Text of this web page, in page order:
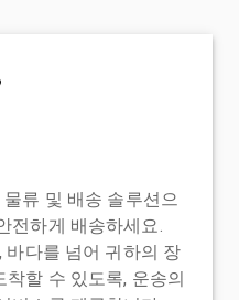
류 및 배송 솔루션으
전하게 배송하세요.
바다를 넘어 귀하의 장
할 수 있도록, 운송의